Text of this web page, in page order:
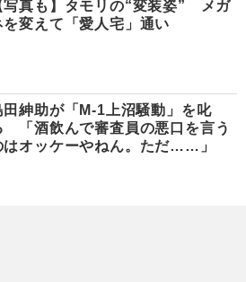
写真も】タモリの“変装姿” メガ
を変えて「愛人宅」通い
田紳助が「M-1上沼騒動」を叱
「酒飲んで審査員の悪口を言う
はオッケーやねん。ただ……」